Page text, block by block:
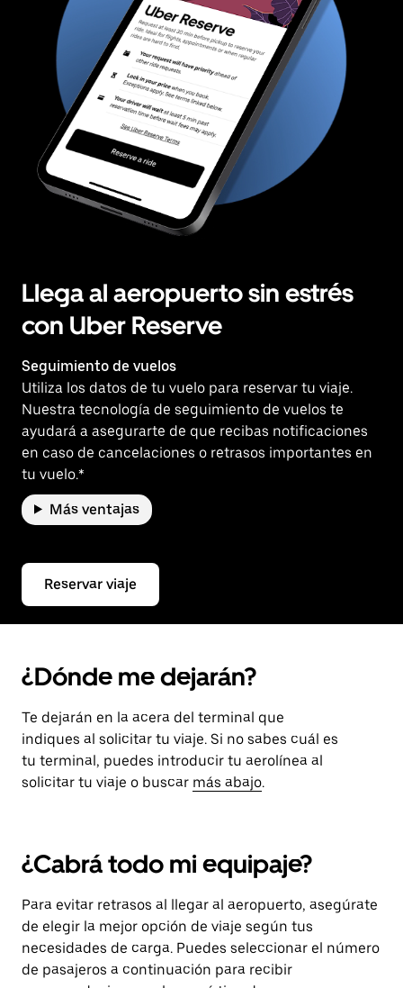
Llega al aeropuerto sin estrés
con Uber Reserve
Seguimiento de vuelos
Utiliza los datos de tu vuelo para reservar tu viaje.
Nuestra tecnología de seguimiento de vuelos te
ayudará a asegurarte de que recibas notificaciones
en caso de cancelaciones o retrasos importantes en
tu vuelo.*
Más ventajas
Reservar viaje
¿Dónde me dejarán?
Te dejarán en la acera del terminal que
indiques al solicitar tu viaje. Si no sabes cuál es
tu terminal, puedes introducir tu aerolínea al
solicitar tu viaje o buscar más abajo.
¿Cabrá todo mi equipaje?
Para evitar retrasos al llegar al aeropuerto, asegúrate
de elegir la mejor opción de viaje según tus
necesidades de carga. Puedes seleccionar el número
de pasajeros a continuación para recibir